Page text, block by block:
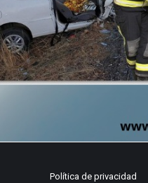
Política de privacidad